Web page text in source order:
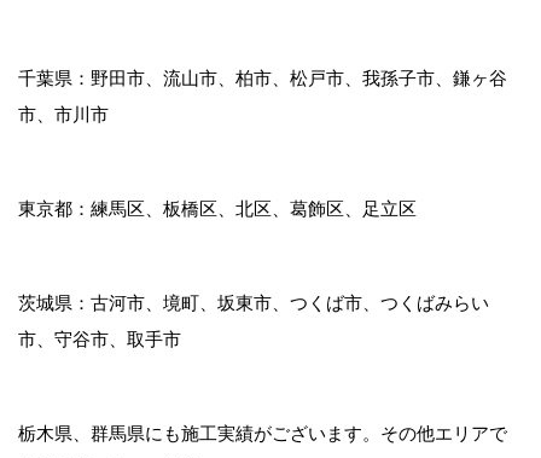
千葉県：野田市、流山市、柏市、松戸市、我孫子市、鎌ヶ谷
市、市川市
東京都：練馬区、板橋区、北区、葛飾区、足立区
茨城県：古河市、境町、坂東市、つくば市、つくばみらい
市、守谷市、取手市
栃木県、群馬県にも施工実績がございます。その他エリアで